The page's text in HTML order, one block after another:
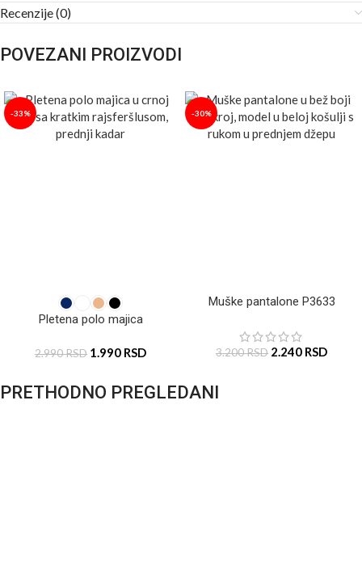
Recenzije (0)
POVEZANI PROIZVODI
-33%
Pletena polo majica
2.990RSD 1.990 RSD
-30%
Muške pantalone P3633
3.200RSD 2.240 RSD
PRETHODNO PREGLEDANI